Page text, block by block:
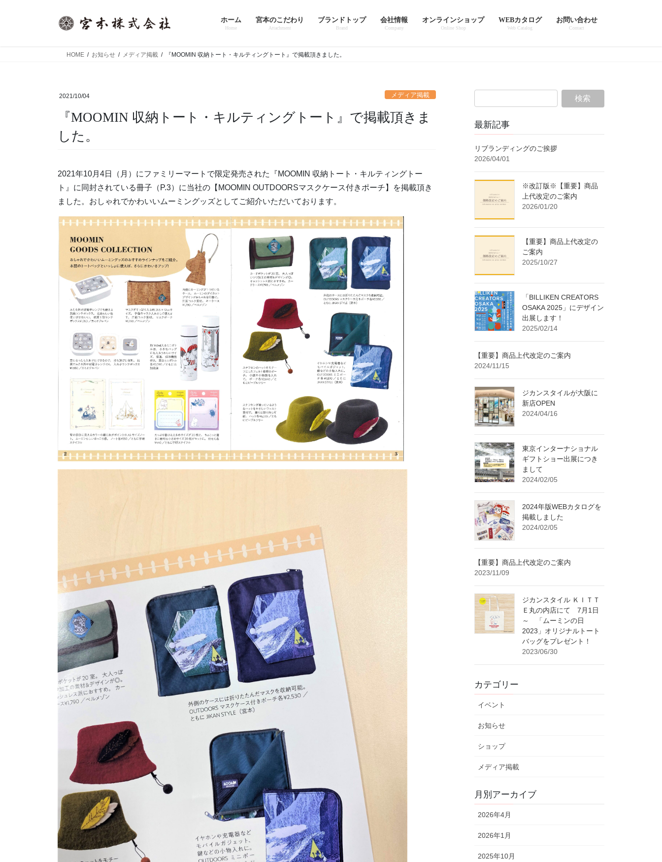
ホーム
Home
宮本のこだわり
Attachment
ブランドトップ
Brand
会社情報
Company
オンラインショップ
Online Shop
WEBカタログ
Web Catalog
お問い合わせ
Contact
HOME お知らせ メディア掲載 『MOOMIN 収納トート・キルティングトート』で掲載頂きました。
2021/10/04 メディア掲載
『MOOMIN 収納トート・キルティングトート』で掲載頂きま
した。
2021年10月4日（月）にファミリーマートで限定発売された『MOOMIN 収納トート・キルティングトー
ト』に同封されている冊子（P.3）に当社の【MOOMIN OUTDOORSマスクケース付きポーチ】を掲載頂き
ました。おしゃれでかわいいムーミングッズとしてご紹介いただいております。
最新記事
リブランディングのご挨拶
2026/04/01
※改訂版※【重要】商品
上代改定のご案内
2026/01/20
【重要】商品上代改定の
ご案内
2025/10/27
「BILLIKEN CREATORS
OSAKA 2025」にデザイン
出展します！
2025/02/14
【重要】商品上代改定のご案内
2024/11/15
ジカンスタイルが大阪に
新店OPEN
2024/04/16
東京インターナショナル
ギフトショー出展につき
まして
2024/02/05
2024年版WEBカタログを
掲載しました
2024/02/05
【重要】商品上代改定のご案内
2023/11/09
ジカンスタイル ＫＩＴＴ
Ｅ丸の内店にて 7月1日
～ 「ムーミンの日
2023」オリジナルトート
バッグをプレゼント！
2023/06/30
カテゴリー
イベント
お知らせ
ショップ
メディア掲載
月別アーカイブ
2026年4月
2026年1月
2025年10月